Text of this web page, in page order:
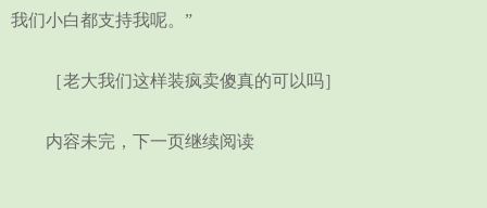
我们小白都支持我呢。”
［老大我们这样装疯卖傻真的可以吗］
内容未完，下一页继续阅读